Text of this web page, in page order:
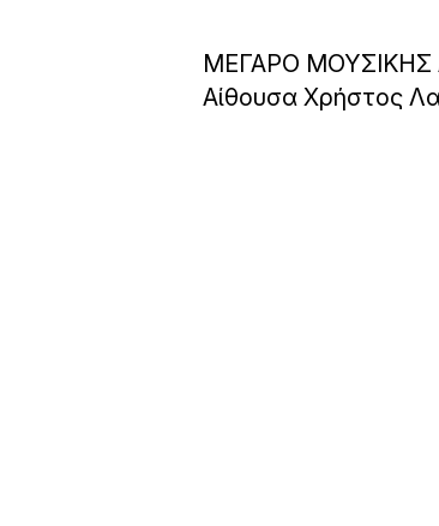
ΜΕΓΑΡΟ
Αίθουσα Χρήστος